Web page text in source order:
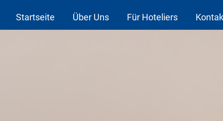
Startseite Über Uns Für Hoteliers